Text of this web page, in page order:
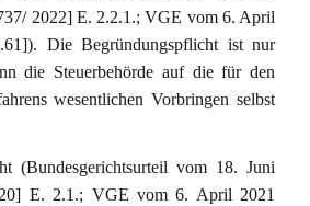
2022] E. 2.2.1.; VGE vom 6. April
Die Begründungspflicht ist nur
die Steuerbehörde auf die für den
wesentlichen Vorbringen selbst
(Bundesgerichtsurteil vom 18. Juni
E. 2.1.; VGE vom 6. April 2021